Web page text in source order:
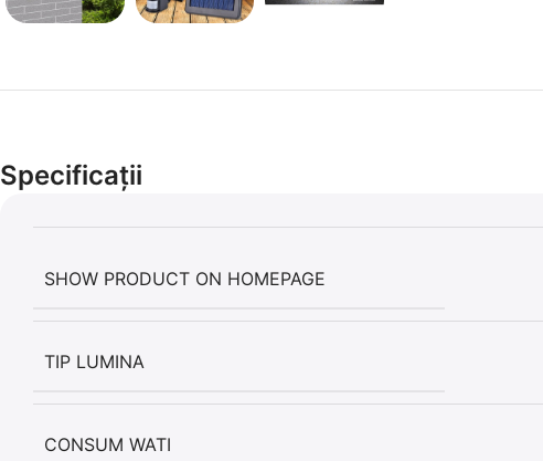
Specificații
SHOW PRODUCT ON HOMEPAGE
TIP LUMINA
CONSUM WATI